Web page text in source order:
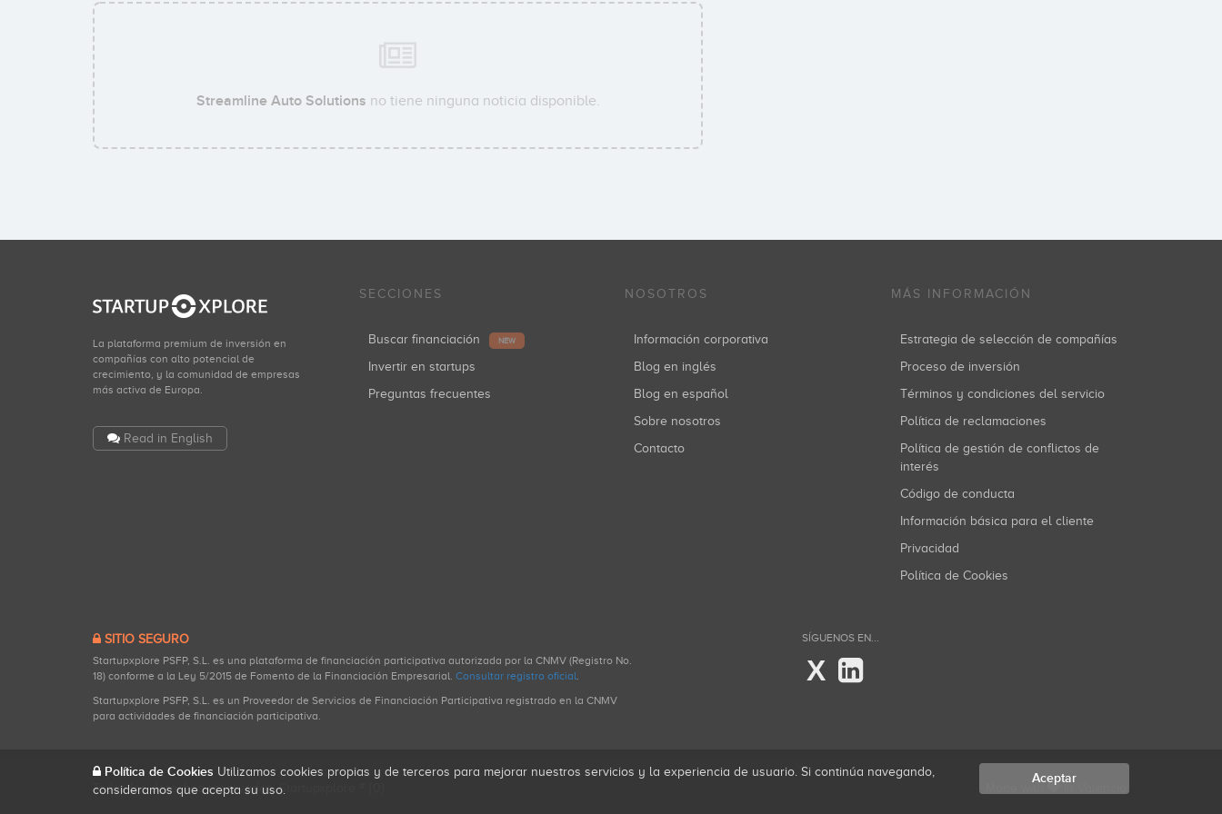
Streamline Auto Solutions no tiene ninguna noticia disponible.
La plataforma premium de inversión en
compañías con alto potencial de
crecimiento, y la comunidad de empresas
más activa de Europa.
Read in English
SECCIONES
Buscar financiación NEW
Invertir en startups
Preguntas frecuentes
NOSOTROS
Información corporativa
Blog en inglés
Blog en español
Sobre nosotros
Contacto
MÁS INFORMACIÓN
Estrategia de selección de compañías
Proceso de inversión
Términos y condiciones del servicio
Política de reclamaciones
Política de gestión de conflictos de
interés
Código de conducta
Información básica para el cliente
Privacidad
Política de Cookies
SITIO SEGURO
Startupxplore PSFP, S.L. es una plataforma de financiación participativa autorizada por la CNMV (Registro No.
18) conforme a la Ley 5/2015 de Fomento de la Financiación Empresarial. Consultar registro oficial
Startupxplore PSFP, S.L. es un Proveedor de Servicios de Financiación Participativa registrado en la CNMV
para actividades de financiación participativa.
SÍGUENOS EN...
X
Todos los derechos reservados. Startupxplore ® {0}.
Política de Cookies Utilizamos cookies propias y de terceros para mejorar nuestros servicios y la experiencia de usuario. Si continúa navegando,
consideramos que acepta su uso.
Aceptar